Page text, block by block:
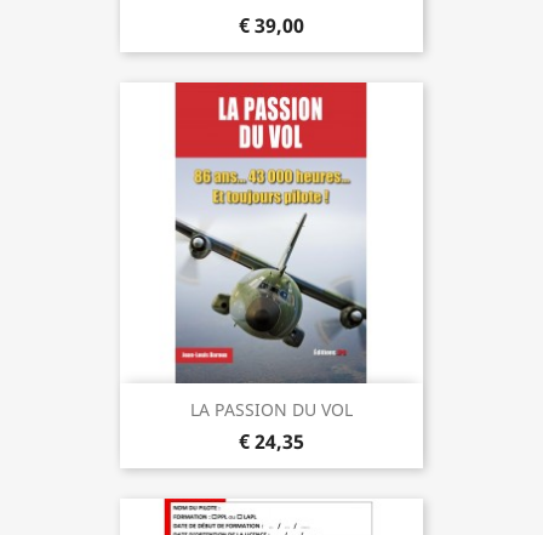
€ 39,00
LA PASSION DU VOL
€ 24,35